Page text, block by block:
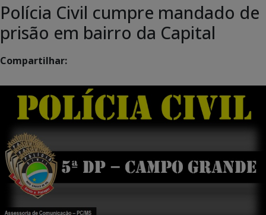
Polícia Civil cumpre mandado de
prisão em bairro da Capital
Compartilhar: